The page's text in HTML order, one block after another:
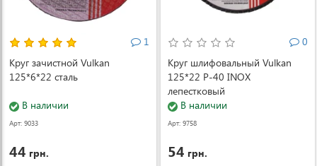
1
Круг зачистной Vulkan
125*6*22 сталь
В наличии
Арт: 9033
44 грн.
0
Круг шлифовальный Vulkan
125*22 Р-40 INOX
лепестковый
В наличии
Арт: 9758
54 грн.